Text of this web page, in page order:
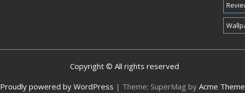
Copyright © All rights reserved
Proudly powered by WordPress | Theme: SuperMag by Acme